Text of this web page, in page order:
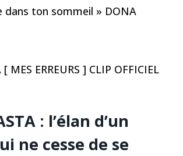
dans ton sommeil » DONA
MES ERREURS ] CLIP OFFICIEL
: l’élan d’un
ne cesse de se